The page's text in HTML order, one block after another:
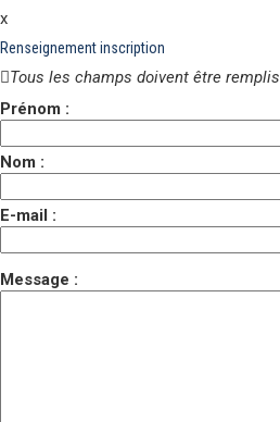
x
Renseignement inscription
Tous les champs doivent être remplis
Prénom :
Nom :
E-mail :
Message :